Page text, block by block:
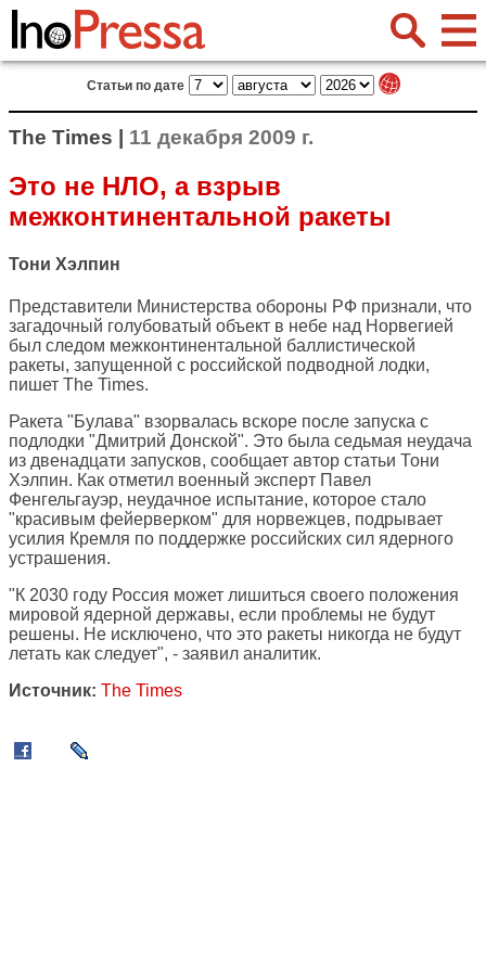
Статьи по дате
The Times | 11 декабря 2009 г.
Это не НЛО, а взрыв
межконтинентальной ракеты
Тони Хэлпин
Представители Министерства обороны РФ признали, что
загадочный голубоватый объект в небе над Норвегией
был следом межконтинентальной баллистической
ракеты, запущенной с российской подводной лодки,
пишет The Times.
Ракета "Булава" взорвалась вскоре после запуска с
подлодки "Дмитрий Донской". Это была седьмая неудача
из двенадцати запусков, сообщает автор статьи Тони
Хэлпин. Как отметил военный эксперт Павел
Фенгельгауэр, неудачное испытание, которое стало
"красивым фейерверком" для норвежцев, подрывает
усилия Кремля по поддержке российских сил ядерного
устрашения.
"К 2030 году Россия может лишиться своего положения
мировой ядерной державы, если проблемы не будут
решены. Не исключено, что это ракеты никогда не будут
летать как следует", - заявил аналитик.
Источник: The Times